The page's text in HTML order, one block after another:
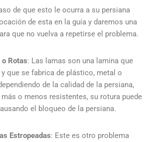
de que esto le ocurra a su persiana
de esta en la guía y daremos una
que no vuelva a repetirse el problema.
Rotas: Las lamas son una lamina que
que se fabrica de plástico, metal o
de la calidad de la persiana,
más o menos resistentes, su rotura puede
el bloqueo de la persiana.
Estropeadas: Este es otro problema